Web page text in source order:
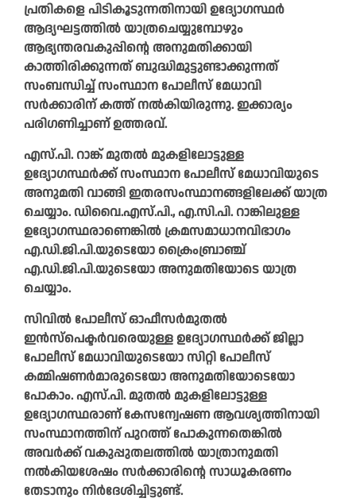
പ്രതികളെ പിടികൂടുന്നതിനായി ഉദ്യോഗസ്ഥർ
ആദ്യഘട്ടത്തിൽ യാത്രചെയ്യുമ്പോഴും
ആഭ്യന്തരവകുപ്പിന്റെ അനുമതിക്കായി
കാത്തിരിക്കുന്നത് ബുദ്ധിമുട്ടുണ്ടാക്കുന്നത്
സംബന്ധിച്ച് സംസ്ഥാന പോലീസ് മേധാവി
സർക്കാരിന് കത്ത് നൽകിയിരുന്നു. ഇക്കാര്യം
പരിഗണിച്ചാണ് ഉത്തരവ്.
എസ്.പി. റാങ്ക് മുതൽ മുകളിലോട്ടുള്ള
ഉദ്യോഗസ്ഥർക്ക് സംസ്ഥാന പോലീസ് മേധാവിയുടെ
അനുമതി വാങ്ങി ഇതരസംസ്ഥാനങ്ങളിലേക്ക് യാത്ര
ചെയ്യാം. ഡിവൈ.എസ്.പി., എ.സി.പി. റാങ്കിലുള്ള
ഉദ്യോഗസ്ഥരാണെങ്കിൽ ക്രമസമാധാനവിഭാഗം
എ.ഡി.ജി.പി.യുടെയോ ക്രൈംബ്രാഞ്ച്
എ.ഡി.ജി.പി.യുടെയോ അനുമതിയോടെ യാത്ര
ചെയ്യാം.
സിവിൽ പോലീസ് ഓഫീസർമുതൽ
ഇൻസ്പെക്ടർവരെയുള്ള ഉദ്യോഗസ്ഥർക്ക് ജില്ലാ
പോലീസ് മേധാവിയുടെയോ സിറ്റി പോലീസ്
കമ്മിഷണർമാരുടെയോ അനുമതിയോടെയോ
പോകാം. എസ്.പി. മുതൽ മുകളിലോട്ടുള്ള
ഉദ്യോഗസ്ഥരാണ് കേസന്വേഷണ ആവശ്യത്തിനായി
സംസ്ഥാനത്തിന് പുറത്ത് പോകുന്നതെങ്കിൽ
അവർക്ക് വകുപ്പുതലത്തിൽ യാത്രാനുമതി
നൽകിയശേഷം സർക്കാരിന്റെ സാധൂകരണം
തേടാനും നിർദേശിച്ചിട്ടുണ്ട്.